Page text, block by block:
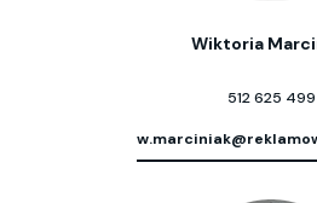
Wiktoria
512 625 499